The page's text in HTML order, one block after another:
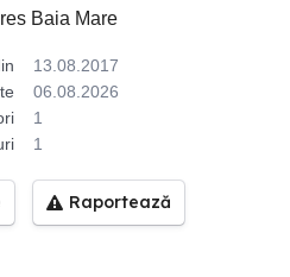
Baia Mare
13.08.2017
06.08.2026
1
1
Raportează